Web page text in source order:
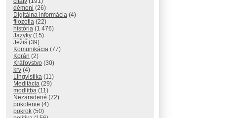
démoni (26)
Digitálna informácia (4)
filozofia (22)
história (1 476)
Jazyky (15)
Ježiš (39)
Komunikácia (77)
Korán (2)
Kráľovstvo (30)
krv (4)
Lingvistika (11)
Meditácia (29)
modlitba (11)
Nezaradené (72)
pokolenie (4)
pokrok (50)